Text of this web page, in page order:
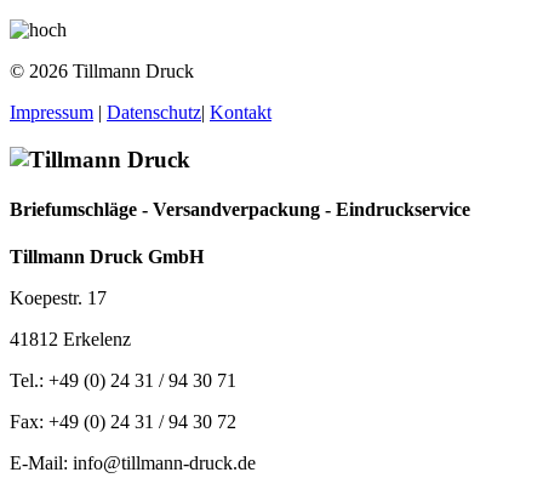
© 2026 Tillmann Druck
Impressum | Datenschutz| Kontakt
Briefumschläge - Versandverpackung - Eindruckservice
Tillmann Druck GmbH
Koepestr. 17
41812 Erkelenz
Tel.: +49 (0) 24 31 / 94 30 71
Fax: +49 (0) 24 31 / 94 30 72
E-Mail: info@tillmann-druck.de